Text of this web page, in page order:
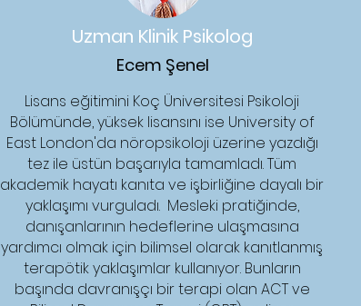
Uzman Klinik Psikolog
Ecem Şenel
Lisans eğitimini Koç Üniversitesi Psikoloji
Bölümünde, yüksek lisansını ise University of
East London'da nöropsikoloji üzerine yazdığı
tez ile üstün başarıyla tamamladı. Tüm
akademik hayatı kanıta ve işbirliğine dayalı bir
yaklaşımı vurguladı. Mesleki pratiğinde,
danışanlarının hedeflerine ulaşmasına
yardımcı olmak için bilimsel olarak kanıtlanmış
terapötik yaklaşımlar kullanıyor. Bunların
başında davranışçı bir terapi olan ACT ve